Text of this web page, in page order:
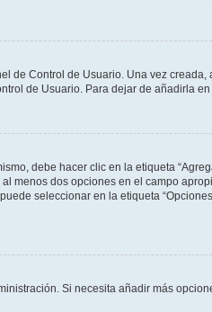
de Control de Usuario. Una vez creada,
de Usuario. Para dejar de añadirla
debe hacer clic en la etiqueta
menos dos opciones en el campo
seleccionar en la etiqueta
Si necesita añadir más